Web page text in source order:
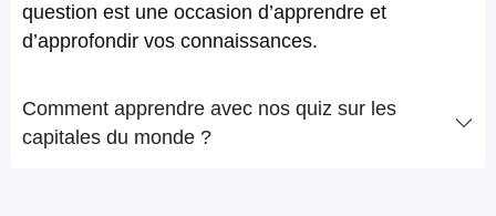
question est une occasion d’apprendre et
d’approfondir vos connaissances.
Comment apprendre avec nos quiz sur les
capitales du monde ?